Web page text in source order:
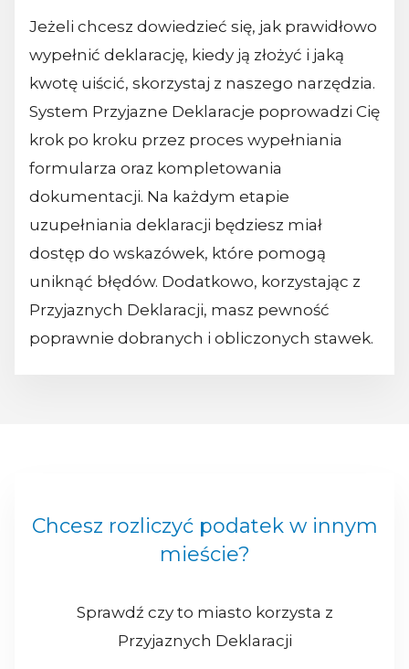
Jeżeli chcesz dowiedzieć się, jak prawidłowo
wypełnić deklarację, kiedy ją złożyć i jaką
kwotę uiścić, skorzystaj z naszego narzędzia.
System Przyjazne Deklaracje poprowadzi Cię
krok po kroku przez proces wypełniania
formularza oraz kompletowania
dokumentacji. Na każdym etapie
uzupełniania deklaracji będziesz miał
dostęp do wskazówek, które pomogą
uniknąć błędów. Dodatkowo, korzystając z
Przyjaznych Deklaracji, masz pewność
poprawnie dobranych i obliczonych stawek.
Chcesz rozliczyć podatek w innym
mieście?
Sprawdź czy to miasto korzysta z
Przyjaznych Deklaracji